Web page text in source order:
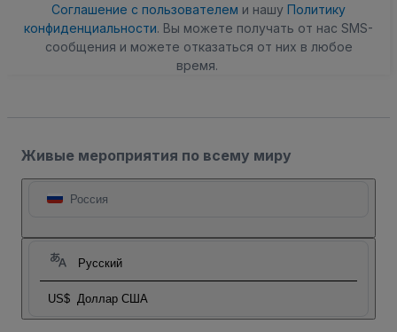
Соглашение с пользователем и нашу Политику
конфиденциальности. Вы можете получать от нас SMS-
сообщения и можете отказаться от них в любое
время.
Живые мероприятия по всему миру
Россия
Русский
US$ Доллар США